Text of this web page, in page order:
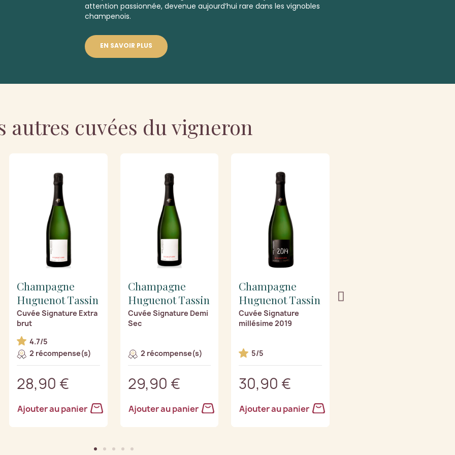
attention passionnée, devenue aujourd’hui rare dans les vignobles
champenois.
EN SAVOIR PLUS
autres cuvées du vigneron
Champagne
Huguenot Tassin
Cuvée Signature Extra
brut
4.7/5
2 récompense(s)
28,90 €
Ajouter au panier
Champagne
Huguenot Tassin
Cuvée Signature Demi
Sec
2 récompense(s)
29,90 €
Ajouter au panier
Champagne
Huguenot Tassin
Cuvée Signature
millésime 2019
5/5
30,90 €
Ajouter au panier